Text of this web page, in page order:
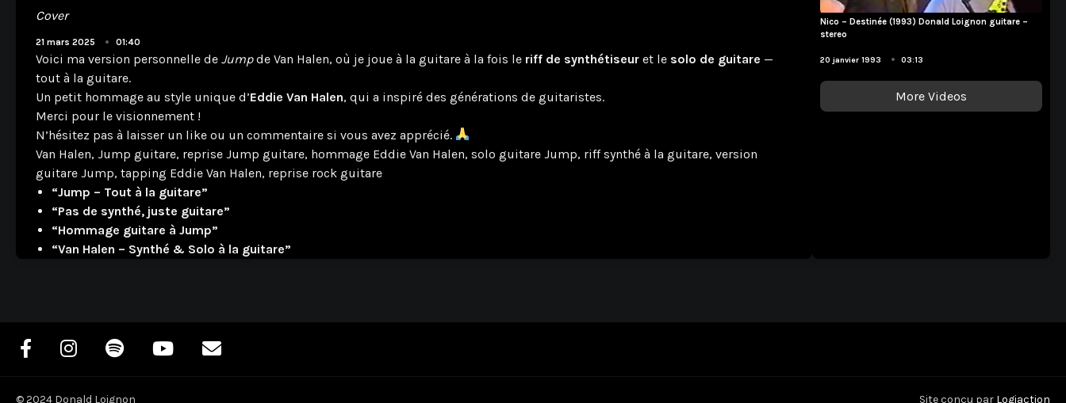
Cover
21 mars 2025 • 01:40
Voici ma version personnelle deJumpde Van Halen, où je joue à la guitare à la fois le riff de synthétiseur et le solo de guitare —
tout à la guitare.
Un petit hommage au style unique d’Eddie Van Halen, qui a inspiré des générations de guitaristes.
Merci pour le visionnement !
N’hésitez pas à laisser un like ou un commentaire si vous avez apprécié.
Van Halen, Jump guitare, reprise Jump guitare, hommage Eddie Van Halen, solo guitare Jump, riff synthé à la guitare, version
guitare Jump, tapping Eddie Van Halen, reprise rock guitare
“Jump – Tout à la guitare”
“Pas de synthé, juste guitare”
“Hommage guitare à Jump”
“Van Halen – Synthé & Solo à la guitare”
Nico – Destinée (1993) Donald Loignon guitare –
stereo
20 janvier 1993
• 03:13
More Videos
© 2024 Donald Loignon Site conçu par Logiaction